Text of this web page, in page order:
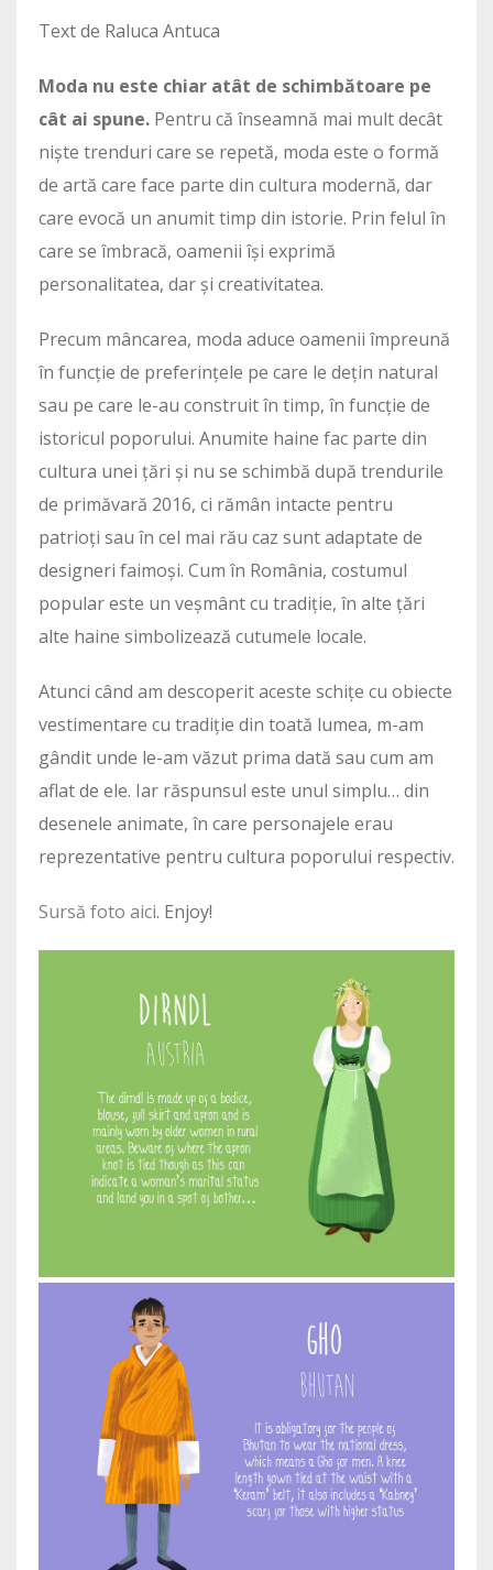
Text de Raluca Antuca
Moda nu este chiar atât de schimbătoare pe
cât ai spune. Pentru că înseamnă mai mult decât
niște trenduri care se repetă, moda este o formă
de artă care face parte din cultura modernă, dar
care evocă un anumit timp din istorie. Prin felul în
care se îmbracă, oamenii își exprimă
personalitatea, dar și creativitatea.
Precum mâncarea, moda aduce oamenii împreună
în funcție de preferințele pe care le dețin natural
sau pe care le-au construit în timp, în funcție de
istoricul poporului. Anumite haine fac parte din
cultura unei țări și nu se schimbă după trendurile
de primăvară 2016, ci rămân intacte pentru
patrioți sau în cel mai rău caz sunt adaptate de
designeri faimoși. Cum în România, costumul
popular este un veșmânt cu tradiție, în alte țări
alte haine simbolizează cutumele locale.
Atunci când am descoperit aceste schițe cu obiecte
vestimentare cu tradiție din toată lumea, m-am
gândit unde le-am văzut prima dată sau cum am
aflat de ele. Iar răspunsul este unul simplu… din
desenele animate, în care personajele erau
reprezentative pentru cultura poporului respectiv.
Sursă foto aici. Enjoy!